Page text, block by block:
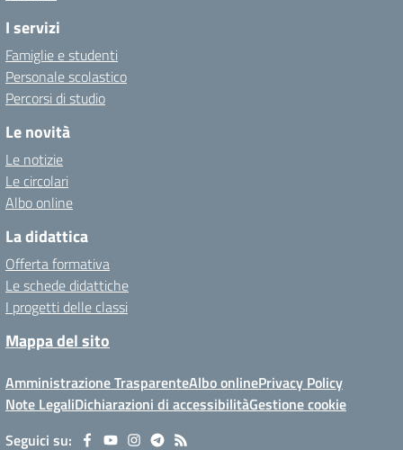
I servizi
Famiglie e studenti
Personale scolastico
Percorsi di studio
Le novità
Le notizie
Le circolari
Albo online
La didattica
Offerta formativa
Le schede didattiche
I progetti delle classi
Mappa del sito
Amministrazione TrasparenteAlbo onlinePrivacy Policy
Note LegaliDichiarazioni di accessibilitàGestione cookie
Seguici su: